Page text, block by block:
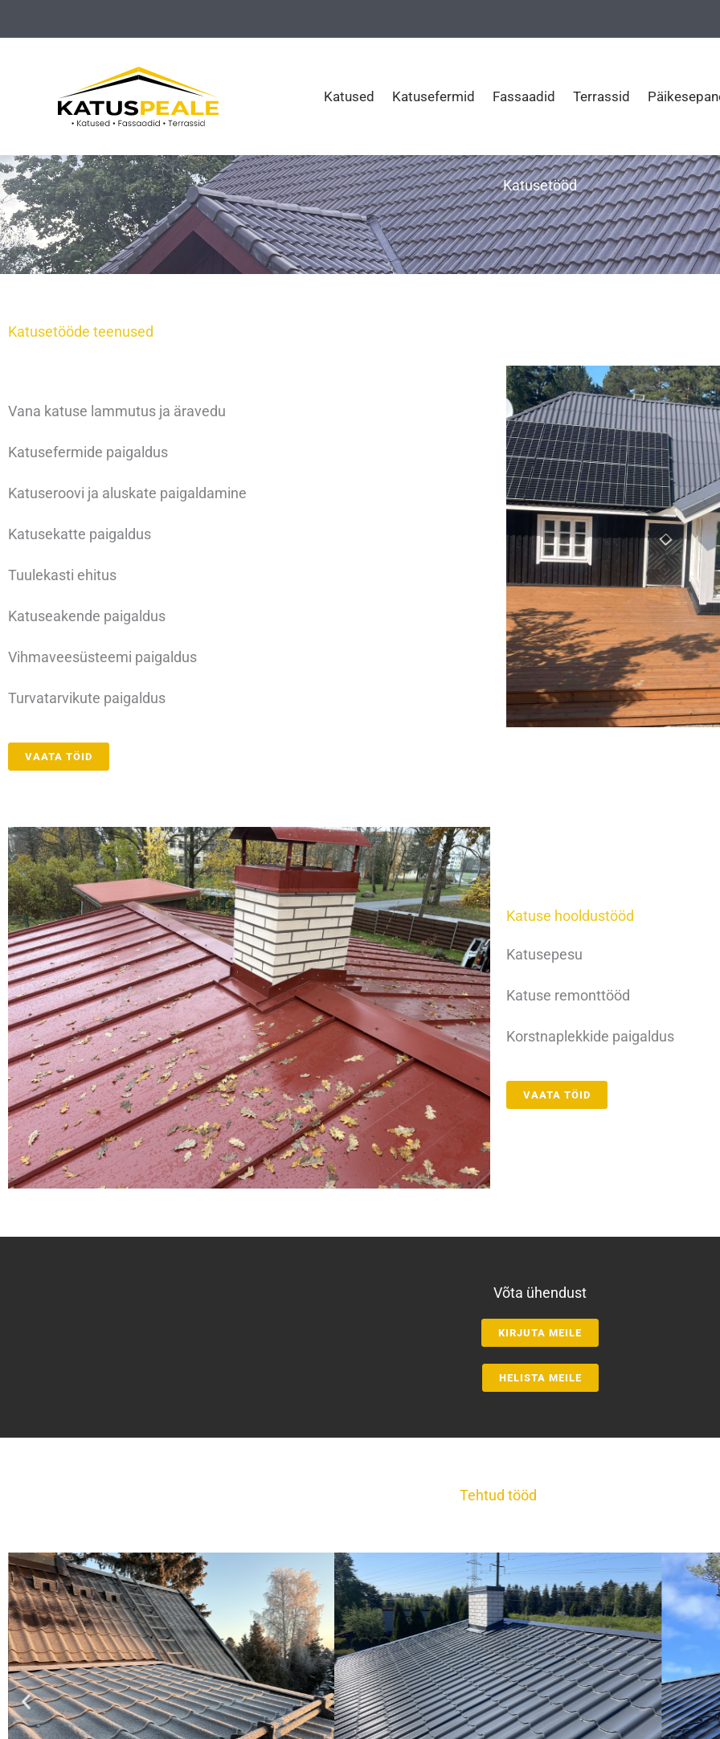
to
Katused Katusefermid Fassaadid Terrassid
Katusetööd
Katusetööde teenused
Vana katuse lammutus ja äravedu
Katusefermide paigaldus
Katuseroovi ja aluskate paigaldamine
Katusekatte paigaldus
Tuulekasti ehitus
Katuseakende paigaldus
Vihmaveesüsteemi paigaldus
Turvatarvikute paigaldus
VAATA TÖID
Katuse hooldustööd
Katusepesu
Katuse remonttööd
Korstnaplekkide paigaldus
VAATA TÖID
Võta ühendust
KIRJUTA MEILE
HELISTA MEILE
Tehtud tööd